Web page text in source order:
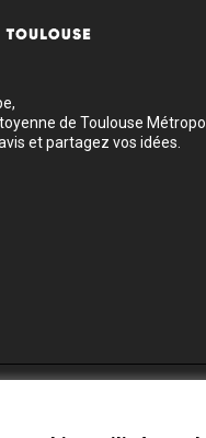
de Toulouse
et partagez vos idées.